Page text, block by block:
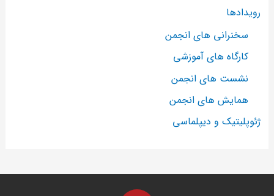
رویدادها
سخنرانی های انجمن
کارگاه های آموزشی
نشست های انجمن
همایش های انجمن
ژئوپلیتیک و دیپلماسی